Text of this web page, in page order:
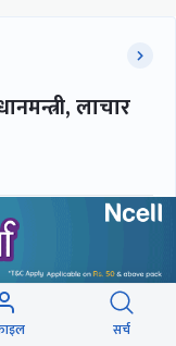
लाचार
अध्यादेशले ऐनको
सक्दैन’
सर्च